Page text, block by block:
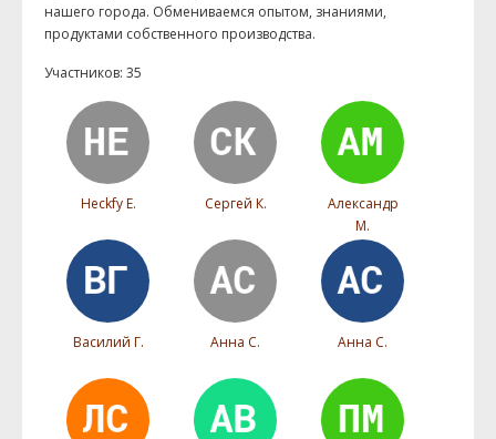
нашего города. Обмениваемся опытом, знаниями,
продуктами собственного производства.
Участников: 35
Heckfy Е. Сергей К.
Александр
М.
Василий Г. Анна С. Анна С.